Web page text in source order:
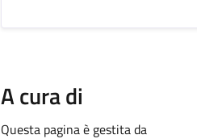
A cura di
Questa pagina è gestita da